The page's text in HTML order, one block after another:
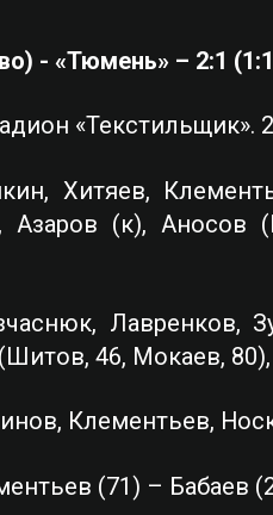
- «Тюмень» – 2:1
«Текстильщик».
Хитяев,
(к), Аносов
Лавренков,
46, Мокаев,
Клементьев,
(71) – Бабаев